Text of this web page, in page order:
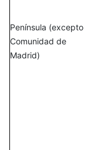
Península (excepto
Comunidad de
Madrid)